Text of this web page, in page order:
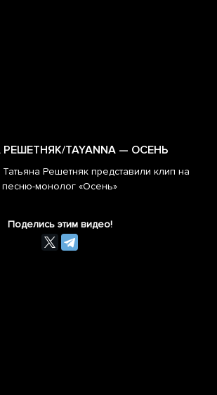
TAYANNA — ОСЕНЬ
Решетняк представили клип на
песню-монолог «Осень»
Поделись этим видео!